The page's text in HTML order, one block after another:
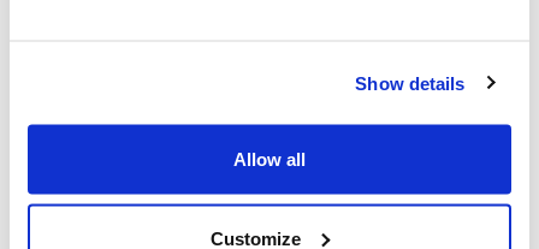
Show details
Allow all
Customize
libération sous caution d'un homme de
Toronto accusé de multiples agressions
antisémites au cours de l'année écoulée
(The Canadian Jewish News)